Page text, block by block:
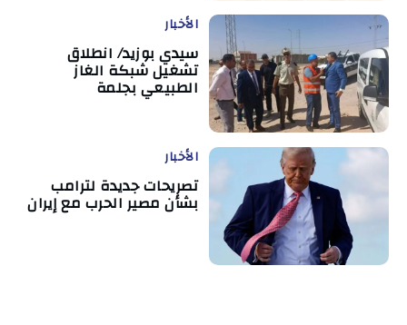
الأخبار
سيدي بوزيد/ انطلاق
تشغيل شبكة الغاز
الطبيعي بجلمة
الأخبار
تصريحات جديدة لترامب
بشأن مصير الحرب مع إيران